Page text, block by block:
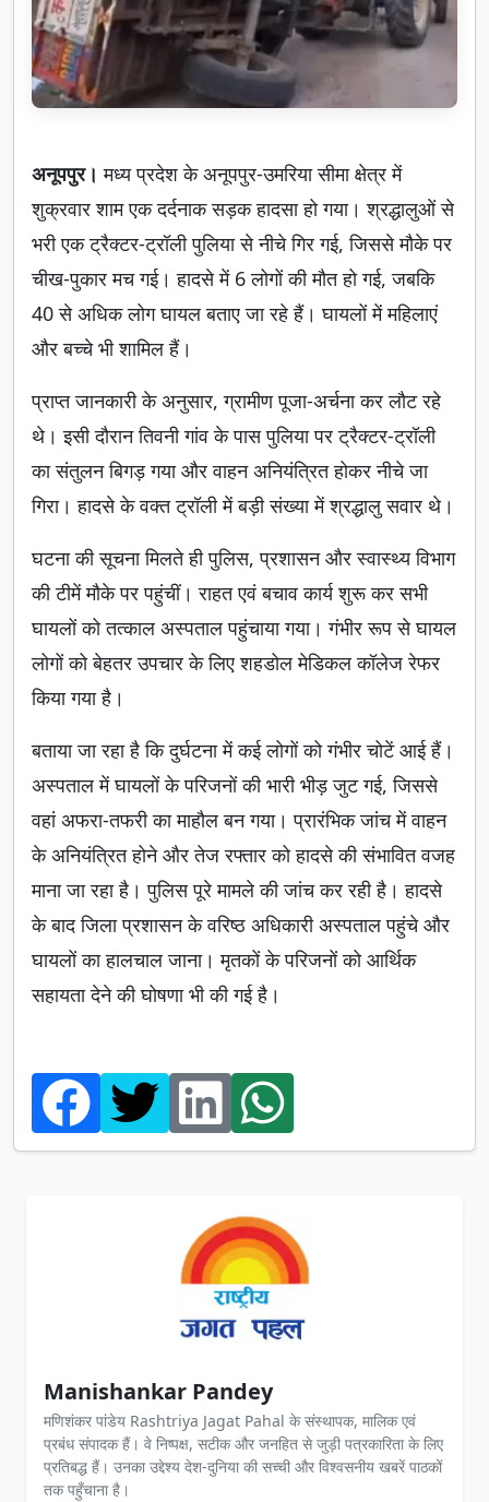
अनूपपुर।मध्य प्रदेश के अनूपपुर-उमरिया सीमा क्षेत्र में
शुक्रवार शाम एक दर्दनाक सड़क हादसा हो गया। श्रद्धालुओं से
भरी एक ट्रैक्टर-ट्रॉली पुलिया से नीचे गिर गई, जिससे मौके पर
चीख-पुकार मच गई। हादसे में 6 लोगों की मौत हो गई, जबकि
40 से अधिक लोग घायल बताए जा रहे हैं। घायलों में महिलाएं
और बच्चे भी शामिल हैं।
प्राप्त जानकारी के अनुसार, ग्रामीण पूजा-अर्चना कर लौट रहे
थे। इसी दौरान तिवनी गांव के पास पुलिया पर ट्रैक्टर-ट्रॉली
का संतुलन बिगड़ गया और वाहन अनियंत्रित होकर नीचे जा
गिरा। हादसे के वक्त ट्रॉली में बड़ी संख्या में श्रद्धालु सवार थे।
घटना की सूचना मिलते ही पुलिस, प्रशासन और स्वास्थ्य विभाग
की टीमें मौके पर पहुंचीं। राहत एवं बचाव कार्य शुरू कर सभी
घायलों को तत्काल अस्पताल पहुंचाया गया। गंभीर रूप से घायल
लोगों को बेहतर उपचार के लिए शहडोल मेडिकल कॉलेज रेफर
किया गया है।
बताया जा रहा है कि दुर्घटना में कई लोगों को गंभीर चोटें आई हैं।
अस्पताल में घायलों के परिजनों की भारी भीड़ जुट गई, जिससे
वहां अफरा-तफरी का माहौल बन गया। प्रारंभिक जांच में वाहन
के अनियंत्रित होने और तेज रफ्तार को हादसे की संभावित वजह
माना जा रहा है। पुलिस पूरे मामले की जांच कर रही है। हादसे
के बाद जिला प्रशासन के वरिष्ठ अधिकारी अस्पताल पहुंचे और
घायलों का हालचाल जाना। मृतकों के परिजनों को आर्थिक
सहायता देने की घोषणा भी की गई है।
Manishankar Pandey
मणिशंकर पांडेय Rashtriya Jagat Pahal के संस्थापक, मालिक एवं
प्रबंध संपादक हैं। वे निष्पक्ष, सटीक और जनहित से जुड़ी पत्रकारिता के लिए
प्रतिबद्ध हैं। उनका उद्देश्य देश-दुनिया की सच्ची और विश्वसनीय खबरें पाठकों
तक पहुँचाना है।